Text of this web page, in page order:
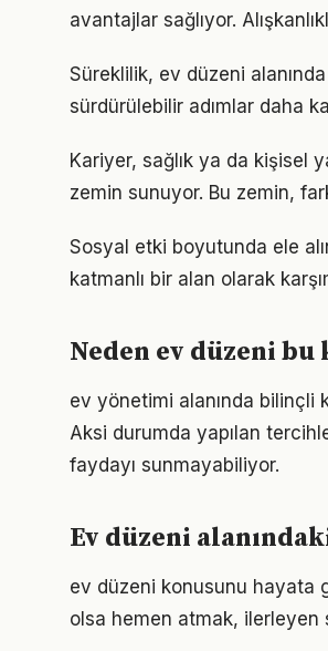
avantajlar sağlıyor.
Süreklilik, ev düzeni
sürdürülebilir adımlar daha
Kariyer, sağlık ya da kişisel
zemin sunuyor. Bu zemin,
Sosyal etki boyutunda ele
katmanlı bir alan olarak
Neden ev düzeni
ev yönetimi alanında bilinçli
Aksi durumda yapılan
faydayı sunmayabiliyor.
Ev düzeni
ev düzeni konusunu hayata
olsa hemen atmak,